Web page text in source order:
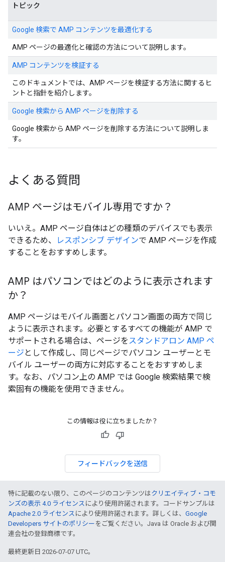
トピック
Google 検索で AMP コンテンツを最適化する
AMP ページの最適化と確認の方法について説明します。
AMP コンテンツを検証する
このドキュメントでは、AMP ページを検証する方法に関するヒ
ントと指針を紹介します。
Google 検索から AMP ページを削除する
Google 検索から AMP ページを削除する方法について説明しま
す。
よくある質問
AMP ページはモバイル専用ですか？
いいえ。AMP ページ自体はどの種類のデバイスでも表示
できるため、
レスポンシブ デザインで AMP ページを作成
することをおすすめします。
AMP はパソコンではどのように表示されます
か？
AMP ページはモバイル画面とパソコン画面の両方で同じ
ように表示されます。必要とするすべての機能が AMP で
サポートされる場合は、ページをスタンドアロン AMP ペ
ージ として作成し、同じページでパソコン ユーザーとモ
バイル ユーザーの両方に対応することをおすすめしま
す。なお、パソコン上の AMP では Google 検索結果で検
索固有の機能を使用できません。
この情報は役に立ちましたか？
フィードバックを送信
特に記載のない限り、このページのコンテンツはクリエイティブ・コモ
ンズの表示 4.0 ライセンス により使用許諾されます。コードサンプルは
Apache 2.0 ライセンス により使用許諾されます。詳しくは、 Google
Developers サイトのポリシー をご覧ください。Java は Oracle および関
連会社の登録商標です。
最終更新日 2026-07-07 UTC。